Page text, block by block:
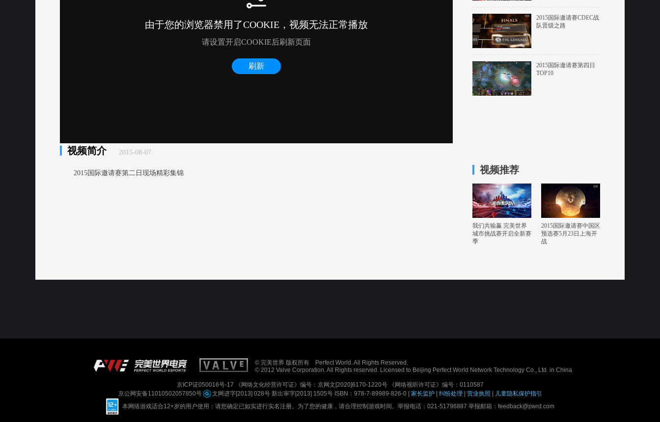
视频简介 2015-08-07
2015国际邀请赛第二日现场精彩集锦
2015国际邀请赛CDEC战
队晋级之路
2015国际邀请赛第四日
TOP10
视频推荐
我们共输赢 完美世界
城市挑战赛开启全新赛
季
2015国际邀请赛中国区
预选赛5月23日上海开
战
© 完美世界 版权所有 Perfect World. All Rights Reserved.
© 2012 Valve Corporation. All Rights reserved. Licensed to Beijing Perfect World Network Technology Co., Ltd. in China
京ICP证050016号-17 《网络文化经营许可证》编号：京网文[2020]6170-1220号
《网络视听许可证》编号：0110587
京公网安备11010502057850号
文网进字[2013] 028号 新出审字[2013] 1505号 ISBN：978-7-89989-826-0 | 家长监护 纠纷处理 营业执照
儿童隐私保护指引
本网络游戏适合12+岁的用户使用：请您确定已如实进行实名注册。为了您的健康，请合理控制游戏时间。举报电话：021-51796887 举报邮箱：feedback@pwrd.com